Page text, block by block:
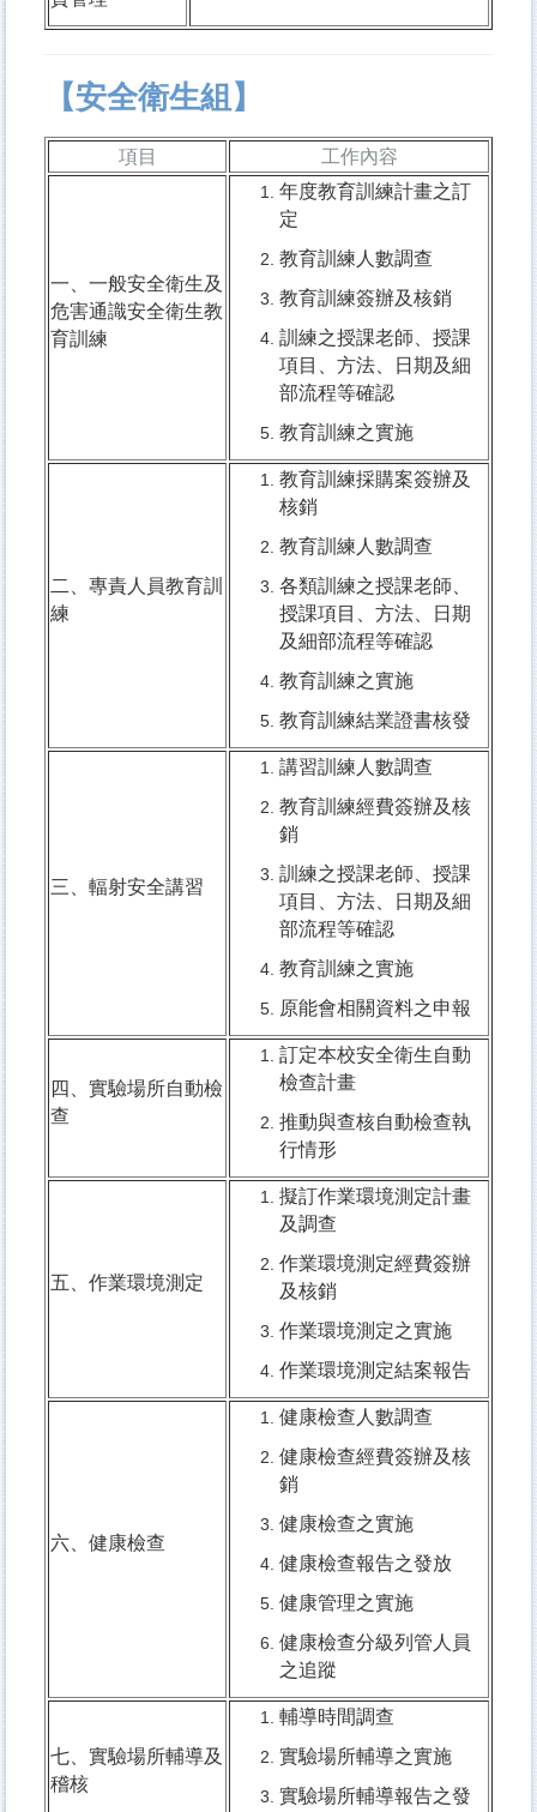
【安全衛生組】
項目 工作內容
一、一般安全衛生及
危害通識安全衛生教
育訓練
年度教育訓練計畫之訂
定
教育訓練人數調查
教育訓練簽辦及核銷
訓練之授課老師、授課
項目、方法、日期及細
部流程等確認
教育訓練之實施
二、專責人員教育訓
練
教育訓練採購案簽辦及
核銷
教育訓練人數調查
各類訓練之授課老師、
授課項目、方法、日期
及細部流程等確認
教育訓練之實施
教育訓練結業證書核發
三、輻射安全講習
講習訓練人數調查
教育訓練經費簽辦及核
銷
訓練之授課老師、授課
項目、方法、日期及細
部流程等確認
教育訓練之實施
原能會相關資料之申報
四、實驗場所自動檢
查
訂定本校安全衛生自動
檢查計畫
推動與查核自動檢查執
行情形
五、作業環境測定
擬訂作業環境測定計畫
及調查
作業環境測定經費簽辦
及核銷
作業環境測定之實施
作業環境測定結案報告
六、健康檢查
健康檢查人數調查
健康檢查經費簽辦及核
銷
健康檢查之實施
健康檢查報告之發放
健康管理之實施
健康檢查分級列管人員
之追蹤
七、實驗場所輔導及
稽核
輔導時間調查
實驗場所輔導之實施
實驗場所輔導報告之發